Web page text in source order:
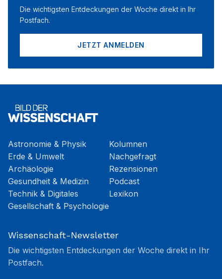
Die wichtigsten Entdeckungen der Woche direkt in Ihr
Postfach.
JETZT ANMELDEN
Astronomie & Physik
Erde & Umwelt
Archäologie
Gesundheit & Medizin
Technik & Digitales
Gesellschaft & Psychologie
Kolumnen
Nachgefragt
Rezensionen
Podcast
Lexikon
Wissenschaft-Newsletter
Die wichtigsten Entdeckungen der Woche direkt in Ihr
Postfach.